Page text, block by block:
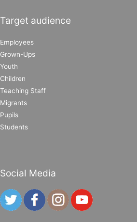
Target audience
Employees
Grown-Ups
Youth
Children
Teaching Staff
Migrants
Pupils
Students
Social Media